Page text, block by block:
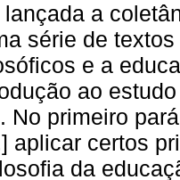
lançada a
série de
e a
ao
No primeiro
aplicar certos
da